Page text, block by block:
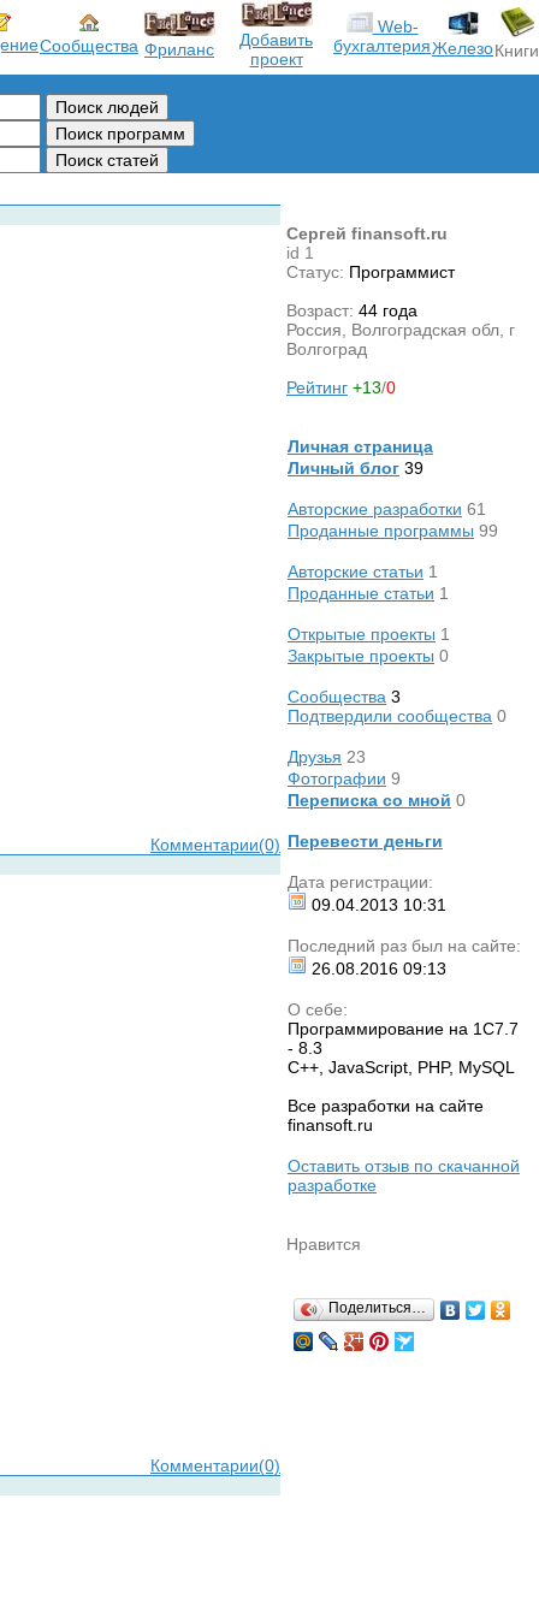
Сообщества Фриланс
Добавить
проект
Web-
бухгалтерияЖелезоКниги
Комментарии(0)
Комментарии(0)
Сергей finansoft.ru
id 1
Статус: Программист
Возраст: 44 года
Россия, Волгоградская обл, г
Волгоград
Рейтинг +13/0
Личная страница
Личный блог 39
Авторские разработки 61
Проданные программы 99
Авторские статьи 1
Проданные статьи 1
Открытые проекты 1
Закрытые проекты 0
Сообщества 3
Подтвердили сообщества 0
Друзья 23
Фотографии 9
Переписка со мной 0
Перевести деньги
Дата регистрации:
09.04.2013 10:31
Последний раз был на сайте:
26.08.2016 09:13
О себе:
Программирование на 1С7.7
- 8.3
C++, JavaScript, PHP, MySQL
Все разработки на сайте
finansoft.ru
Оставить отзыв по скачанной
разработке
Нравится
Поделиться…